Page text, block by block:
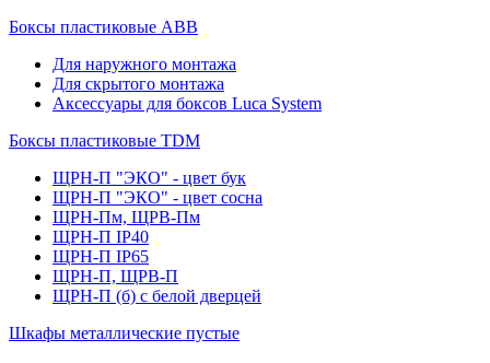
Боксы пластиковые ABB
Для наружного монтажа
Для скрытого монтажа
Аксессуары для боксов Luca System
Боксы пластиковые TDM
ЩРН-П "ЭКО" - цвет бук
ЩРН-П "ЭКО" - цвет сосна
ЩРН-Пм, ЩРВ-Пм
ЩРН-П IP40
ЩРН-П IP65
ЩРН-П, ЩРВ-П
ЩРН-П (б) с белой дверцей
Шкафы металлические пустые